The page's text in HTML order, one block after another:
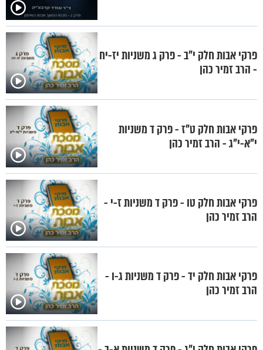
פרקי אבות חלק י"ב - פרק ג משניות יז-יח
- הרב זמיר כהן
פרקי אבות חלק ט"ז - פרק ד משניות
י"א-י"ג - הרב זמיר כהן
פרקי אבות חלק טו - פרק ד משניות ז-י -
הרב זמיר כהן
פרקי אבות חלק יד - פרק ד משניות ג-ו -
הרב זמיר כהן